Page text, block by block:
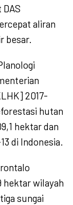
aliran
besar.
2017-
hutan
hektar dan
di Indonesia.
hektar wilayah
sungai